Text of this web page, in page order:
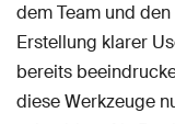
dem Team und
Erstellung klarer
bereits
diese Werkzeuge